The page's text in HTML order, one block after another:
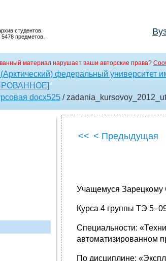
студентов.
5478 предметов.
материал нарушает ваши авторские права?
федеральный университет
docx525 /
<< < Предыдущая
Учащемуся Зарецкому
Курса 4 группы ТЭ
Специальности:
автоматизированном
По дисциплине: